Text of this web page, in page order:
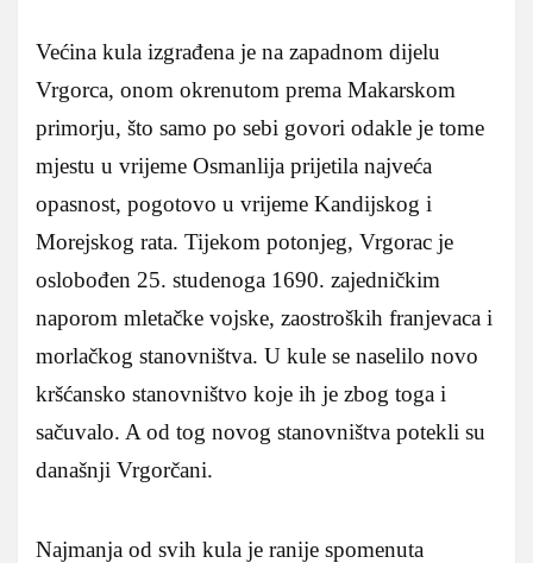
Većina kula izgrađena je na zapadnom dijelu
Vrgorca, onom okrenutom prema Makarskom
primorju, što samo po sebi govori odakle je tome
mjestu u vrijeme Osmanlija prijetila najveća
opasnost, pogotovo u vrijeme Kandijskog i
Morejskog rata. Tijekom potonjeg, Vrgorac je
oslobođen 25. studenoga 1690. zajedničkim
naporom mletačke vojske, zaostroških franjevaca i
morlačkog stanovništva. U kule se naselilo novo
kršćansko stanovništvo koje ih je zbog toga i
sačuvalo. A od tog novog stanovništva potekli su
današnji Vrgorčani.
Najmanja od svih kula je ranije spomenuta